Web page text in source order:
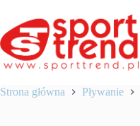
treści
Strona główna Pływanie